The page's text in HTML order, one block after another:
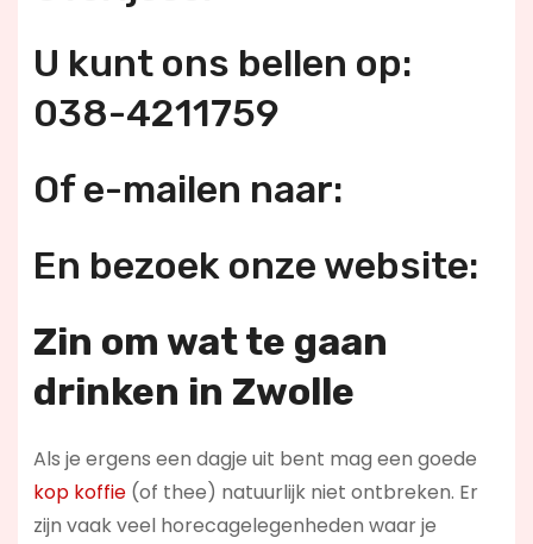
U kunt ons bellen op:
038-4211759
Of e-mailen naar:
En bezoek onze website:
Zin om wat te gaan
drinken in Zwolle
Als je ergens een dagje uit bent mag een goede
kop koffie(of thee) natuurlijk niet ontbreken. Er
zijn vaak veel horecagelegenheden waar je